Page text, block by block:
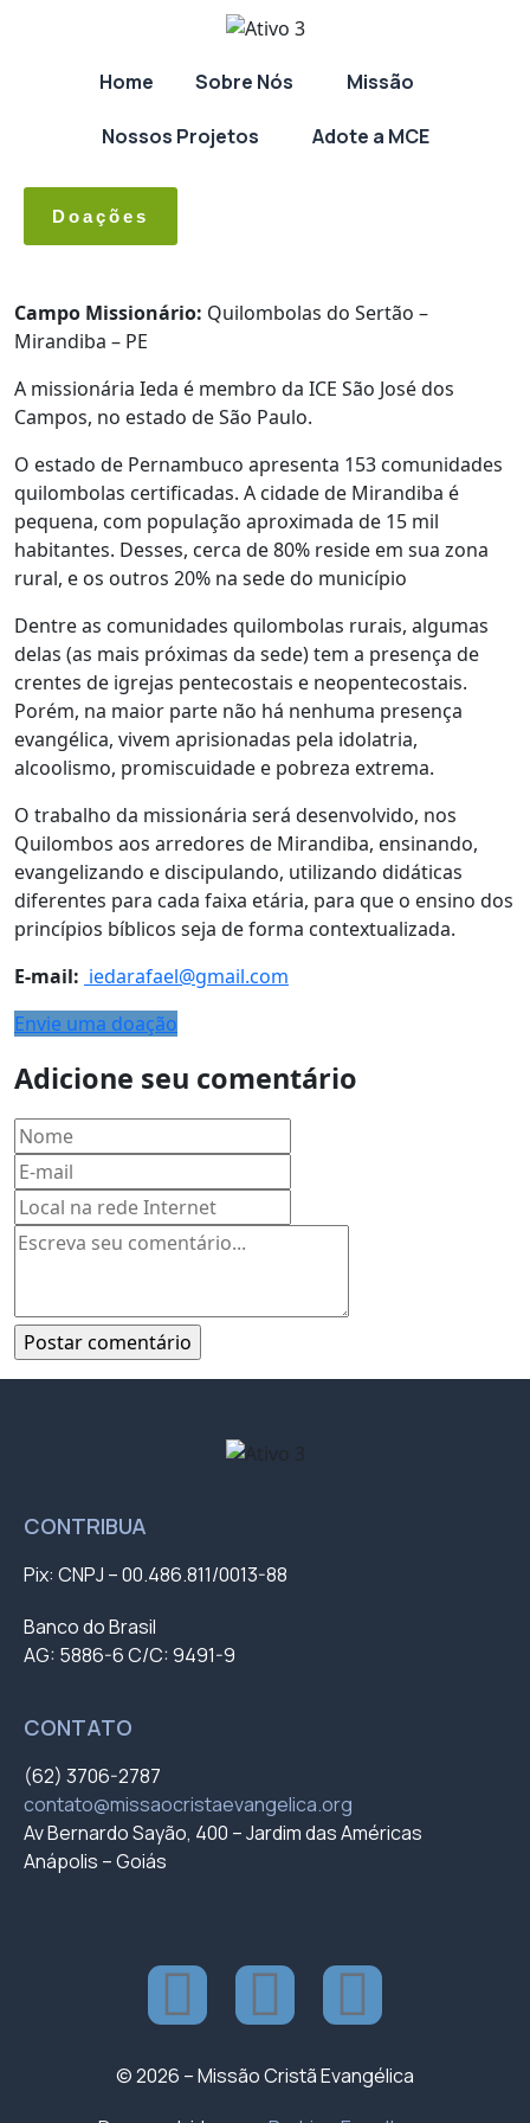
Home Sobre Nós Missão
Nossos Projetos Adote a MCE
Doações
Campo Missionário: Quilombolas do Sertão –
Mirandiba – PE
A missionária Ieda é membro da ICE São José dos
Campos, no estado de São Paulo.
O estado de Pernambuco apresenta 153 comunidades
quilombolas certificadas. A cidade de Mirandiba é
pequena, com população aproximada de 15 mil
habitantes. Desses, cerca de 80% reside em sua zona
rural, e os outros 20% na sede do município
Dentre as comunidades quilombolas rurais, algumas
delas (as mais próximas da sede) tem a presença de
crentes de igrejas pentecostais e neopentecostais.
Porém, na maior parte não há nenhuma presença
evangélica, vivem aprisionadas pela idolatria,
alcoolismo, promiscuidade e pobreza extrema.
O trabalho da missionária será desenvolvido, nos
Quilombos aos arredores de Mirandiba, ensinando,
evangelizando e discipulando, utilizando didáticas
diferentes para cada faixa etária, para que o ensino dos
princípios bíblicos seja de forma contextualizada.
E-mail: iedarafael@gmail.com
Envie uma doação
Adicione seu comentário
CONTRIBUA
Pix: CNPJ – 00.486.811/0013-88
Banco do Brasil
AG: 5886-6 C/C: 9491-9
CONTATO
(62) 3706-2787
contato@missaocristaevangelica.org
Av Bernardo Sayão, 400 – Jardim das Américas
Anápolis – Goiás
© 2026 – Missão Cristã Evangélica